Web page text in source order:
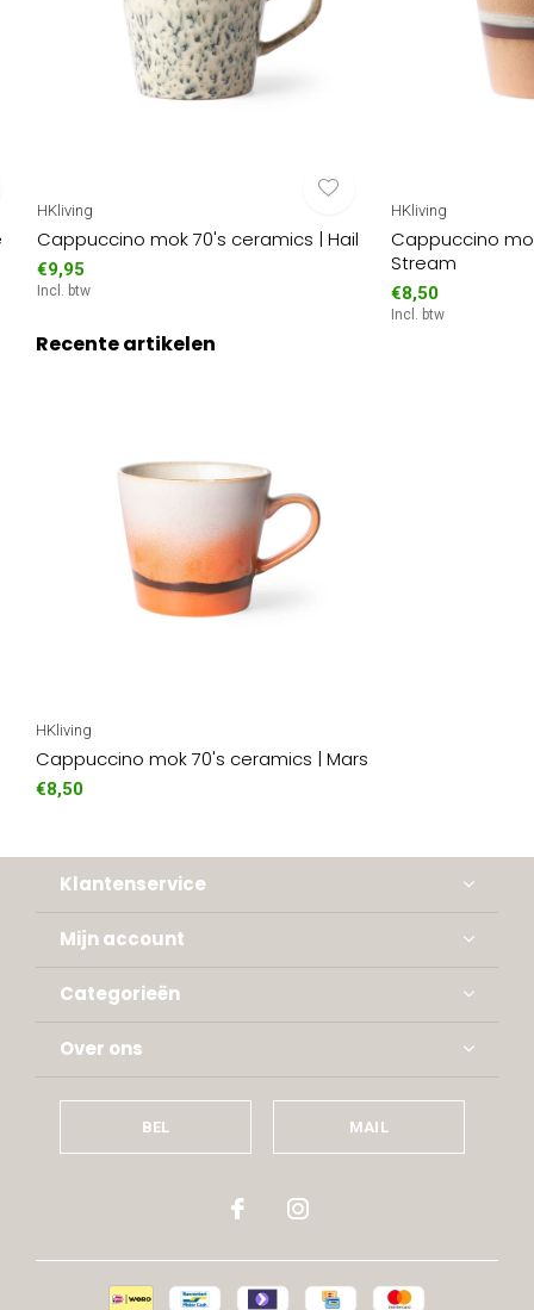
HKliving
Cappuccino mok 70's ceramics | Hail
€9,95
Incl. btw
HKliving
Cappuccino
Stream
€8,50
Incl. btw
Recente artikelen
HKliving
Cappuccino mok 70's ceramics | Mars
€8,50
Klantenservice
Mijn account
Categorieën
Over ons
BEL MAIL